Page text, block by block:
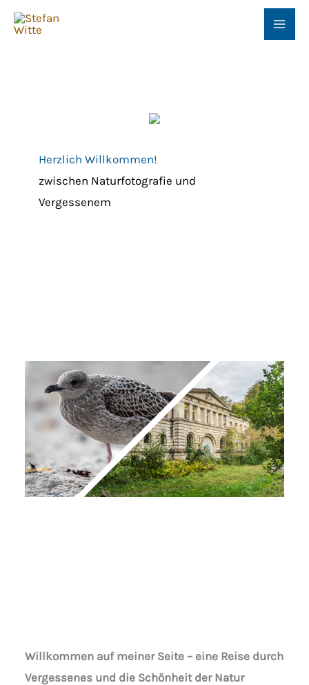
Zum
Inhalt
Herzlich Willkommen!
zwischen Naturfotografie und
Vergessenem
Willkommen auf meiner Seite – eine Reise durch
Vergessenes und die Schönheit der Natur